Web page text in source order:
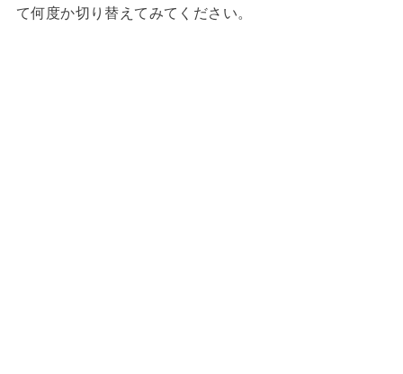
て何度か切り替えてみてください。